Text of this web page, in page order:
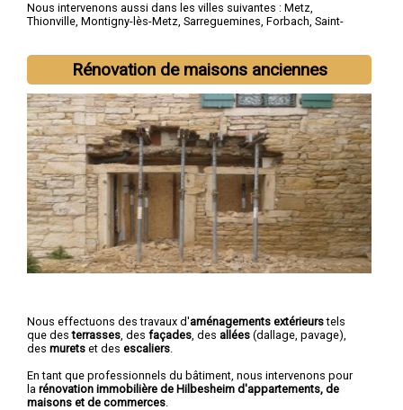
Nous intervenons aussi dans les villes suivantes : Metz,
Thionville, Montigny-lès-Metz, Sarreguemines, Forbach, Saint-
Rénovation de maisons anciennes
Nous effectuons des travaux d'aménagements extérieurstels
que desterrasses , des façades , des allées (dallage, pavage),
des murets et des escaliers
En tant que professionnels du bâtiment, nous intervenons pour
la rénovation immobilière de Hilbesheim d'appartements, de
maisons et de commerces